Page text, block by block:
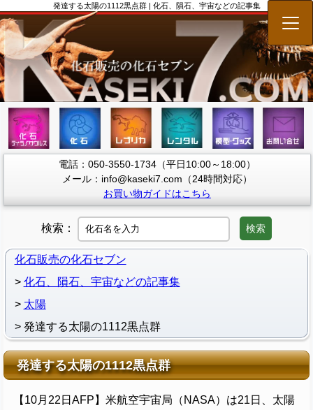
発達する太陽の1112黒点群 | 化石、隕石、宇宙などの記事集
メ
電話：050-3550-1734（平日10:00～18:00）
メール：info@kaseki7.com（24時間対応）
お買い物ガイドはこちら
検索： 検索
化石販売の化石セブン
化石、隕石、宇宙などの記事集
太陽
発達する太陽の1112黒点群
発達する太陽の1112黒点群
【10月22日AFP】米航空宇宙局（NASA）は21日、太陽